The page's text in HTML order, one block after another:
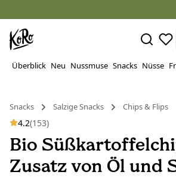
Überblick Neu Nussmuse Snacks Nüsse
Snacks
Salzige Snacks Chips & Flips
4.2(153)
Bio
Zusatz von Öl und